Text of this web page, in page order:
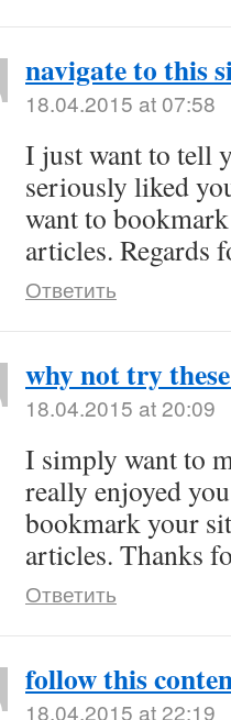
navigate to this
18.04.2015 at 07:58
I just want to tell
seriously liked
want to
articles. Regards
Ответить
why not try
18.04.2015 at 20:09
I simply want to
really enjoyed
bookmark your
articles. Thanks
Ответить
follow this
18.04.2015 at 22:19